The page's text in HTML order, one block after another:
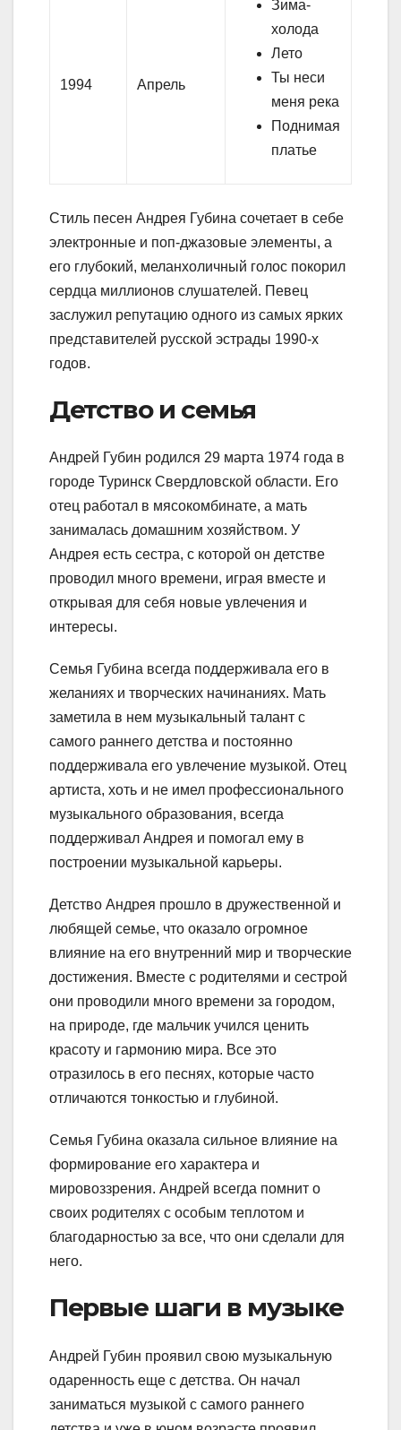
1994 Апрель
Зима-
холода
Лето
Ты неси
меня река
Поднимая
платье
Стиль песен Андрея Губина сочетает в себе
электронные и поп-джазовые элементы, а
его глубокий, меланхоличный голос покорил
сердца миллионов слушателей. Певец
заслужил репутацию одного из самых ярких
представителей русской эстрады 1990-х
годов.
Детство и семья
Андрей Губин родился 29 марта 1974 года в
городе Туринск Свердловской области. Его
отец работал в мясокомбинате, а мать
занималась домашним хозяйством. У
Андрея есть сестра, с которой он детстве
проводил много времени, играя вместе и
открывая для себя новые увлечения и
интересы.
Семья Губина всегда поддерживала его в
желаниях и творческих начинаниях. Мать
заметила в нем музыкальный талант с
самого раннего детства и постоянно
поддерживала его увлечение музыкой. Отец
артиста, хоть и не имел профессионального
музыкального образования, всегда
поддерживал Андрея и помогал ему в
построении музыкальной карьеры.
Детство Андрея прошло в дружественной и
любящей семье, что оказало огромное
влияние на его внутренний мир и творческие
достижения. Вместе с родителями и сестрой
они проводили много времени за городом,
на природе, где мальчик учился ценить
красоту и гармонию мира. Все это
отразилось в его песнях, которые часто
отличаются тонкостью и глубиной.
Семья Губина оказала сильное влияние на
формирование его характера и
мировоззрения. Андрей всегда помнит о
своих родителях с особым теплотом и
благодарностью за все, что они сделали для
него.
Первые шаги в музыке
Андрей Губин проявил свою музыкальную
одаренность еще с детства. Он начал
заниматься музыкой с самого раннего